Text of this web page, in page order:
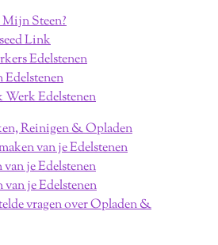
Steen?
Link
Edelstenen
Edelstenen
Reinigen & Opladen
van je Edelstenen
je Edelstenen
je Edelstenen
vragen over Opladen &